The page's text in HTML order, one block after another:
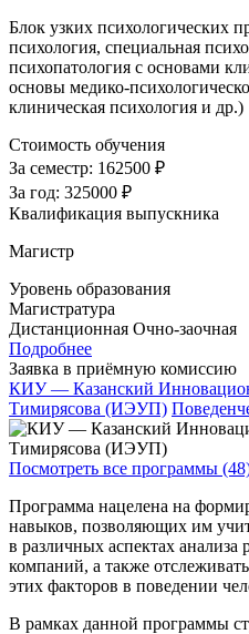
Блок узких психологических
психология, специальная
психопатология с основами
основы медико-
клиническая психология и др.)
Стоимость обучения
За семестр: 162500 ₽
За год: 325000 ₽
Квалификация выпускника
Магистр
Уровень образования
Магистратура
Дистанционная Очно-заочная
Подробнее
Заявка в приёмную комиссию
КИУ — Казанский
Тимирясова (ИЭУП)
Посмотреть все программы
Программа нацелена на
навыков, позволяющих им
в различных аспектах анализа
компаний, а также
этих факторов в поведении
В рамках данной программы